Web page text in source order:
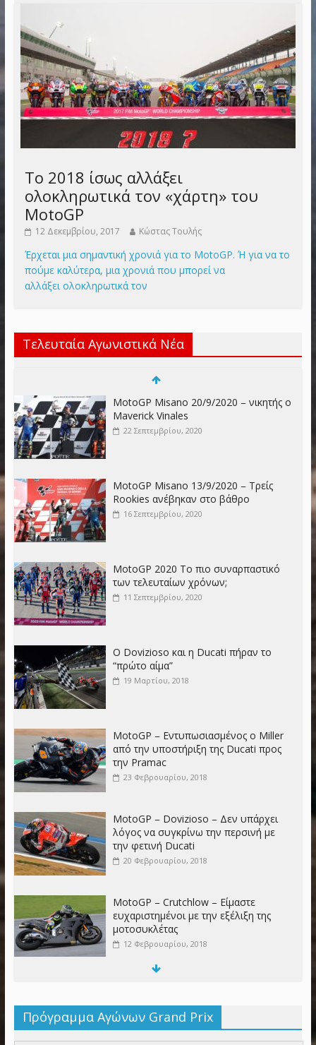
Το 2018 ίσως αλλάξει
ολοκληρωτικά τον «χάρτη» του
MotoGP
12 Δεκεμβρίου, 2017 Κώστας Τουλής
Έρχεται μια σημαντική χρονιά για το MotoGP. Ή για να το
πούμε καλύτερα, μια χρονιά που μπορεί να
αλλάξει ολοκληρωτικά τον
Τελευταία Αγωνιστικά Νέα
MotoGP Misano 20/9/2020 – νικητής ο
Maverick Vinales
22 Σεπτεμβρίου, 2020
MotoGP Misano 13/9/2020 – Τρείς
Rookies ανέβηκαν στο βάθρο
16 Σεπτεμβρίου, 2020
MotoGP 2020 Το πιο συναρπαστικό
των τελευταίων χρόνων;
11 Σεπτεμβρίου, 2020
Ο Dovizioso και η Ducati πήραν το
“πρώτο αίμα”
19 Μαρτίου, 2018
MotoGP – Εντυπωσιασμένος o Miller
από την υποστήριξη της Ducati προς
την Pramac
23 Φεβρουαρίου, 2018
MotoGP – Dovizioso – Δεν υπάρχει
λόγος να συγκρίνω την περσινή με
την φετινή Ducati
20 Φεβρουαρίου, 2018
MotoGP – Crutchlow – Είμαστε
ευχαριστημένοι με την εξέλιξη της
μοτοσυκλέτας
12 Φεβρουαρίου, 2018
6 Φεβρουαρίου, 2018
Πρόγραμμα Αγώνων Grand Prix